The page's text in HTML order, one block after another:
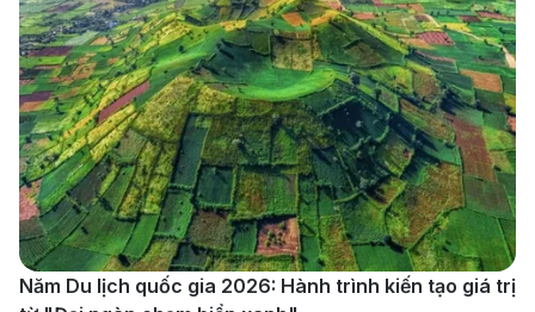
Năm Du lịch quốc gia 2026: Hành trình kiến tạo giá trị